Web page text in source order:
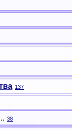
137
38